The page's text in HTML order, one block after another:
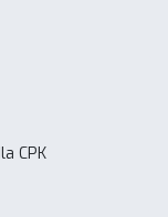
CPK